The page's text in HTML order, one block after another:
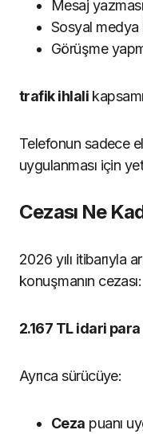
Mesaj
Sosyal medya
Görüşme
trafik ihlali
Telefonun sadece
uygulanması için
Cezası Ne
2026 yılı itibarıyla
konuşmanın cezası:
2.167 TL idari para
Ayrıca sürücüye:
Ceza puanı